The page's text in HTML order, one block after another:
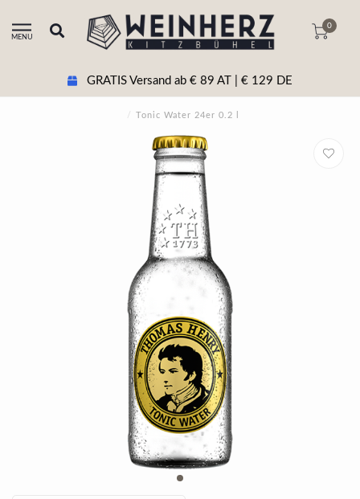
MENU
0
GRATIS Versand ab € 89 AT | € 129 DE
/ Tonic Water 24er 0.2 l